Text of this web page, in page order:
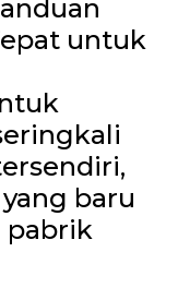
untuk
baru
pabrik